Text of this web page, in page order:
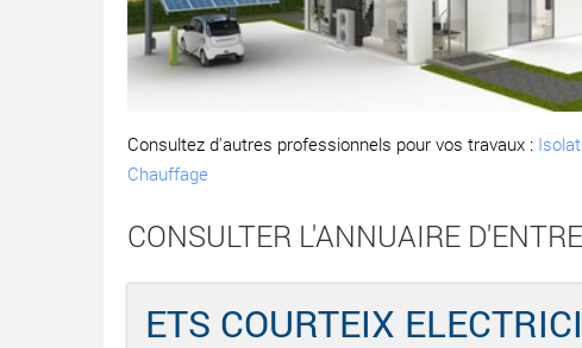
Consultez d'autres professionnels pour vos travaux :
Chauffage
CONSULTER L'ANNUAIRE
ETS COURTEIX